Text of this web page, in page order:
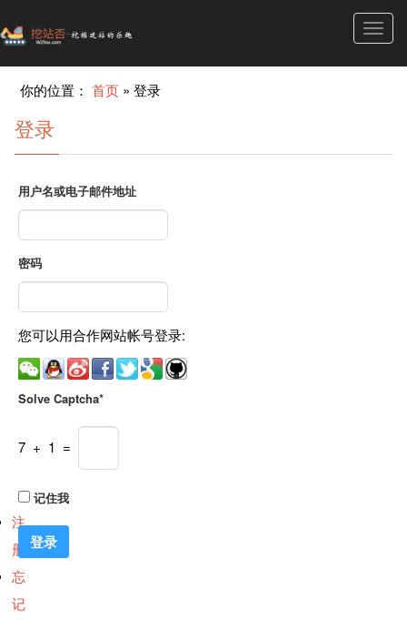
你的位置：首页 »登录
登录
用户名或电子邮件地址
密码
您可以用合作网站帐号登录:
Solve Captcha*
7 + 1 =
记住我
注
册
忘
记